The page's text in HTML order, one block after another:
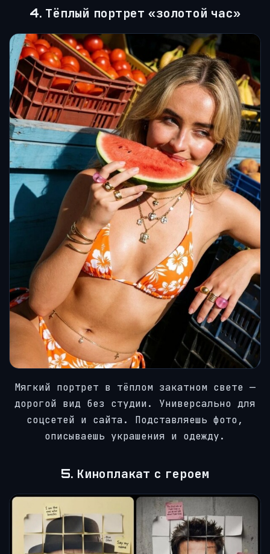
4. Тёплый портрет «золотой час»
Мягкий портрет в тёплом закатном свете —
дорогой вид без студии. Универсально для
соцсетей и сайта. Подставляешь фото,
описываешь украшения и одежду.
5. Киноплакат с героем